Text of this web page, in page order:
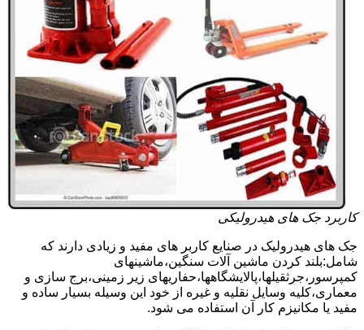
کاربرد جک های هیدرولیکی
جک های هیدرولیک در صنایع کاربر های مفید و زیادی دارند که
شامل:بلند کردن ماشین آلات سنگین،ماشینهای
کمپرسور،جرثقیلها،پالایشگاهها،حفاریهای زیر زمینی،برج سازی و
معماری،کلیه وسایل نقلیه و غیره از خود این وسیله بسیار ساده و
مفید یا مکانیزم کار آن استفاده می شود.